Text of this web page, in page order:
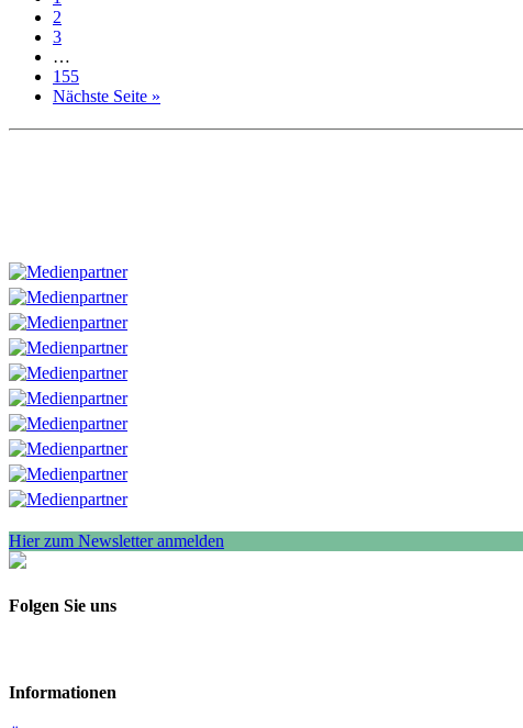
2
3
…
155
Nächste Seite »
Hier zum Newsletter anmelden
Folgen Sie uns
Informationen